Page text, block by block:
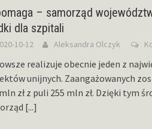
– samorząd
dla szpitali
10-12 Aleksandra Olczyk
realizuje obecnie jeden z
unijnych. Zaangażowanych
zł z puli 255 mln zł. Dzięki tym
[...]